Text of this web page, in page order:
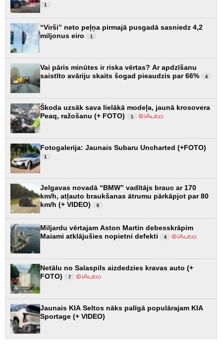
1
“Virši” neto peļņa pirmajā pusgadā sasniedz 4,2
miljonus eiro
1
Vai pāris minūtes ir riska vērtas? Ar apdzīšanu
saistīto avāriju skaits šogad pieaudzis par 66%
4
Škoda uzsāk sava lielākā modeļa, jaunā krosovera
Peaq, ražošanu (+ FOTO)
1
Fotogalerija: Jaunais Subaru Uncharted (+FOTO)
1
Jelgavas novadā “BMW” vadītājs brauc ar 170
km/h, atļauto braukšanas ātrumu pārkāpjot par 80
km/h (+ VIDEO)
6
Miljardu vērtajam Aston Martin debesskrāpim
Maiami atklājušies nopietni defekti
4
Netālu no Salaspils aizdedzies kravas auto (+
FOTO)
7
Jaunais KIA Seltos nāks palīgā populārajam KIA
Sportage (+ VIDEO)